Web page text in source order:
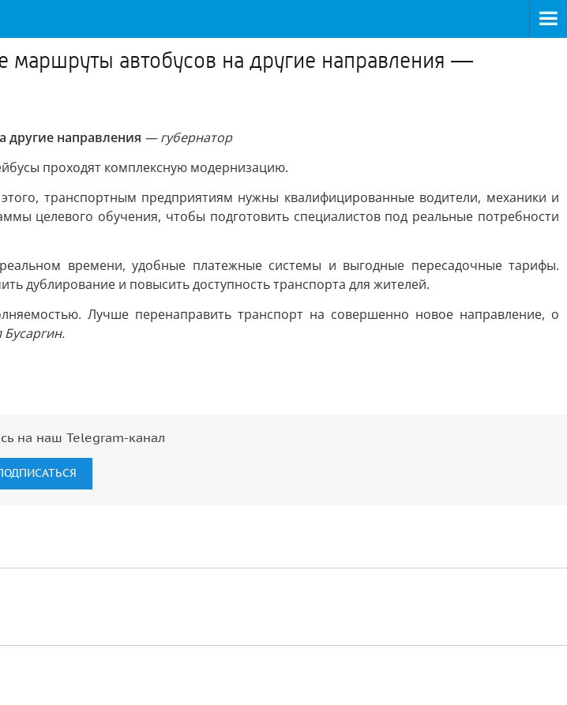
маршруты автобусов на другие направления —
другие направления — губернатор
проходят комплексную модернизацию.
транспортным предприятиям нужны квалифицированные водители, механики и
целевого обучения, чтобы подготовить специалистов под реальные потребности
времени, удобные платежные системы и выгодные пересадочные тарифы.
дублирование и повысить доступность транспорта для жителей.
Лучше перенаправить транспорт на совершенно новое направление, о
на наш Telegram-канал